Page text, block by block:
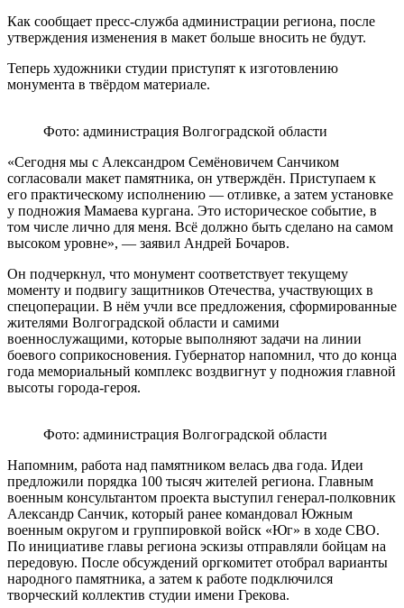
Как сообщает пресс-служба администрации региона, после
утверждения изменения в макет больше вносить не будут.
Теперь художники студии приступят к изготовлению
монумента в твёрдом материале.
Фото: администрация Волгоградской области
«Сегодня мы с Александром Семёновичем Санчиком
согласовали макет памятника, он утверждён. Приступаем к
его практическому исполнению — отливке, а затем установке
у подножия Мамаева кургана. Это историческое событие, в
том числе лично для меня. Всё должно быть сделано на самом
высоком уровне», — заявил Андрей Бочаров.
Он подчеркнул, что монумент соответствует текущему
моменту и подвигу защитников Отечества, участвующих в
спецоперации. В нём учли все предложения, сформированные
жителями Волгоградской области и самими
военнослужащими, которые выполняют задачи на линии
боевого соприкосновения. Губернатор напомнил, что до конца
года мемориальный комплекс воздвигнут у подножия главной
высоты города-героя.
Фото: администрация Волгоградской области
Напомним, работа над памятником велась два года. Идеи
предложили порядка 100 тысяч жителей региона. Главным
военным консультантом проекта выступил генерал-полковник
Александр Санчик, который ранее командовал Южным
военным округом и группировкой войск «Юг» в ходе СВО.
По инициативе главы региона эскизы отправляли бойцам на
передовую. После обсуждений оргкомитет отобрал варианты
народного памятника, а затем к работе подключился
творческий коллектив студии имени Грекова.